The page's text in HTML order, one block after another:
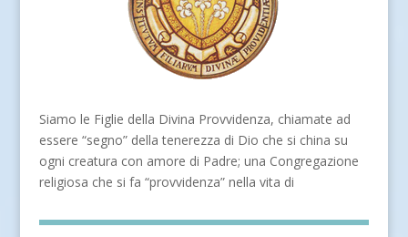
Siamo le Figlie della Divina Provvidenza, chiamate ad
essere “segno” della tenerezza di Dio che si china su
ogni creatura con amore di Padre; una Congregazione
religiosa che si fa “provvidenza” nella vita di